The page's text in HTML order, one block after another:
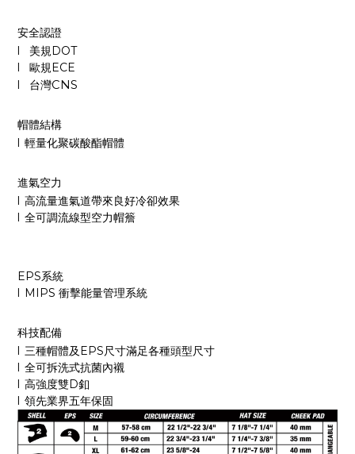
安全認證
美規DOT
歐規ECE
台灣CNS
帽體結構
輕量化聚碳酸酯帽體
進氣空力
高流量進氣道帶來良好冷卻效果
全可調流線型空力帽簷
EPS系統
MIPS 衝擊能量管理系統
科技配備
三種帽體及 EPS尺寸滿足各種頭型尺寸
全可拆洗式抗菌內襯
高強度雙D釦
領先業界五年保固